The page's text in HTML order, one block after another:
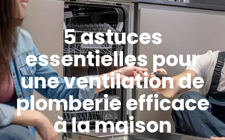
5 astuces
essentielles pour
une ventilation de
plomberie efficace
à la maison